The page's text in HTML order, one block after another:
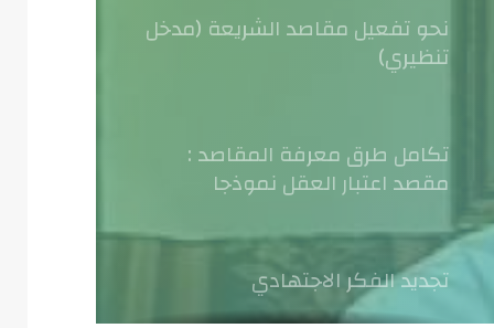
نحو تفعيل مقاصد الشريعة (مدخل
تنظيري)
تكامل طرق معرفة المقاصد :
مقصد اعتبار العقل نموذجا
تجديد الفكر الاجتهادي